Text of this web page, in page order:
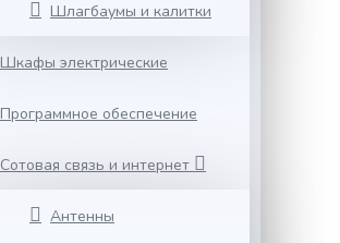
Шлагбаумы и калитки
Шкафы электрические
Программное обеспечение
Сотовая связь и интернет
Антенны